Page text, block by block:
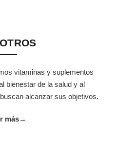
vitaminas y suplementos
bienestar de la salud y al
alcanzar sus objetivos.
más→